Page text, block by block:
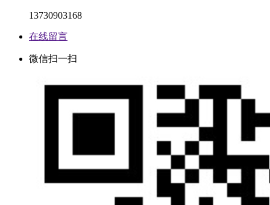
13730903168
在线留言
微信扫一扫